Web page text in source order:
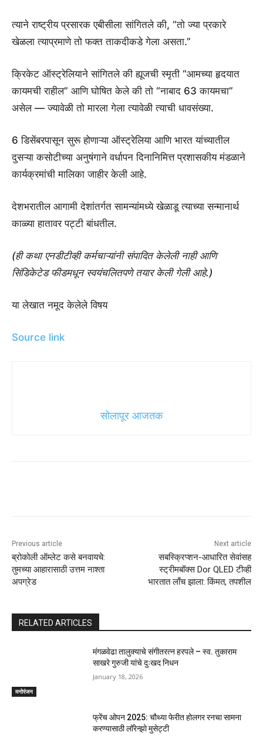
त्याने राष्ट्रीय प्रसारक एबीसीला सांगितले की, “तो ज्या प्रकारे
खेळला त्याप्रमाणे तो फक्त ताकदीकडे गेला असता.”
क्रिकेट ऑस्ट्रेलियाने सांगितले की ह्यूजची स्मृती “आमच्या हृदयात
कायमची राहील” आणि घोषित केले की तो “नाबाद 63 कायमचा”
असेल — ज्यावेळी तो मारला गेला त्यावेळी त्याची धावसंख्या.
6 डिसेंबरपासून सुरू होणाऱ्या ऑस्ट्रेलिया आणि भारत यांच्यातील
दुसऱ्या कसोटीच्या अनुषंगाने वर्धापन दिनानिमित्त प्रशासकीय मंडळाने
कार्यक्रमांची मालिका जाहीर केली आहे.
देशभरातील आगामी देशांतर्गत सामन्यांमध्ये खेळाडू त्याच्या सन्मानार्थ
काळ्या हातावर पट्टी बांधतील.
(ही कथा एनडीटीव्ही कर्मचाऱ्यांनी संपादित केलेली नाही आणि
सिंडिकेटेड फीडमधून स्वयंचलितपणे तयार केली गेली आहे.)
या लेखात नमूद केलेले विषय
Source link
सोलापूर आजतक
Previous article
ब्रोकोली ऑम्लेट कसे बनवायचे:
तुमच्या आहारासाठी उत्तम नाश्ता
अपग्रेड
Next article
सबस्क्रिप्शन-आधारित सेवांसह
स्ट्रीमबॉक्स Dor QLED टीव्ही
भारतात लाँच झाला: किंमत, तपशील
RELATED ARTICLES
मनोरंजन
मंगळवेढा तालुक्याचे संगीतरत्न हरपले – स्व. तुकाराम
साखरे गुरुजी यांचे दुःखद निधन
January 18, 2026
फ्रेंच ओपन 2025: चौथ्या फेरीत होलगर रनचा सामना
करण्यासाठी लॉरेन्झो मुसेट्टी